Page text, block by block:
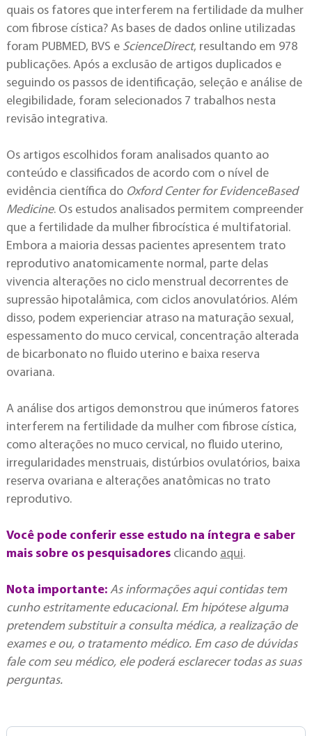
quais os fatores que interferem na fertilidade da mulher
com fibrose cística? As bases de dados online utilizadas
foram PUBMED, BVS e ScienceDirect, resultando em 978
publicações. Após a exclusão de artigos duplicados e
seguindo os passos de identificação, seleção e análise de
elegibilidade, foram selecionados 7 trabalhos nesta
revisão integrativa.
Os artigos escolhidos foram analisados quanto ao
conteúdo e classificados de acordo com o nível de
evidência científica do Oxford Center for EvidenceBased
Medicine. Os estudos analisados permitem compreender
que a fertilidade da mulher fibrocística é multifatorial.
Embora a maioria dessas pacientes apresentem trato
reprodutivo anatomicamente normal, parte delas
vivencia alterações no ciclo menstrual decorrentes de
supressão hipotalâmica, com ciclos anovulatórios. Além
disso, podem experienciar atraso na maturação sexual,
espessamento do muco cervical, concentração alterada
de bicarbonato no fluido uterino e baixa reserva
ovariana.
A análise dos artigos demonstrou que inúmeros fatores
interferem na fertilidade da mulher com fibrose cística,
como alterações no muco cervical, no fluido uterino,
irregularidades menstruais, distúrbios ovulatórios, baixa
reserva ovariana e alterações anatômicas no trato
reprodutivo.
Você pode conferir esse estudo na íntegra e saber
mais sobre os pesquisadores clicando aqui.
Nota importante:As informações aqui contidas tem
cunho estritamente educacional. Em hipótese alguma
pretendem substituir a consulta médica, a realização de
exames e ou, o tratamento médico. Em caso de dúvidas
fale com seu médico, ele poderá esclarecer todas as suas
perguntas.